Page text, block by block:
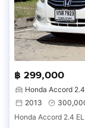
฿ 299,000
Honda Accord 2.4
2013